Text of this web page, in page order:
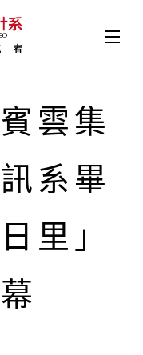
雲集
系畢
里」